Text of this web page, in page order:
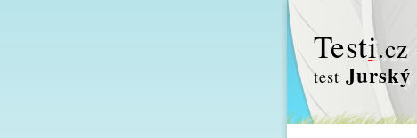
Testi.cz
test